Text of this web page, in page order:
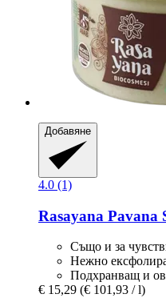
Добавяне
4.0 (1)
Rasayana Pavana
Също и за
Нежно
Подхранващ и
€ 15,29 (€ 101,93 / l)